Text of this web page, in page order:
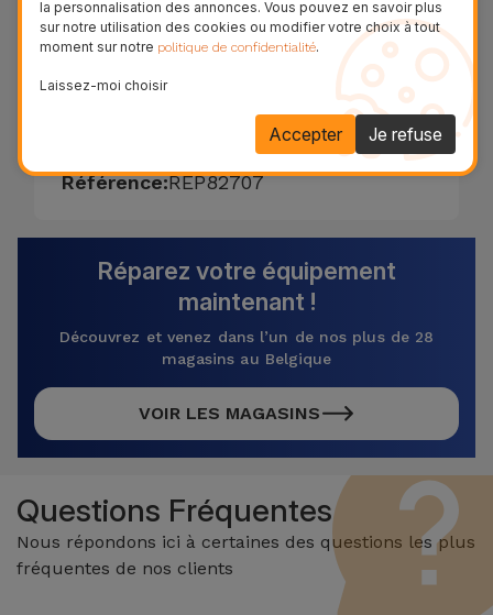
E en seulement 20 minutes. La garantie de
remplacement de la vitre du Huawei P40
Lite E est de deux ans sur les fonctions
Référence:REP82707
Réparez votre équipement
maintenant !
Découvrez et venez dans l’un de nos plus de 28
magasins au Belgique
VOIR LES MAGASINS
Questions Fréquentes
Nous répondons ici à certaines des questions les plus
fréquentes de nos clients
la personnalisation des annonces. Vous pouvez en savoir plus
sur notre utilisation des cookies ou modifier votre choix à tout
moment sur notre politique de confidentialité.
Laissez-moi choisir
Je refuse
Accepter